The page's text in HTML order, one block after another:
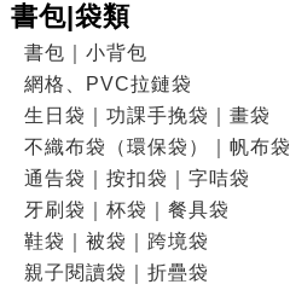
書包|袋類
書包｜小背包
網格、PVC拉鏈袋
生日袋｜功課手挽袋｜畫袋
不織布袋（環保袋）｜帆布袋
通告袋｜按扣袋｜字咭袋
牙刷袋｜杯袋｜餐具袋
鞋袋｜被袋｜跨境袋
親子閱讀袋｜折疊袋